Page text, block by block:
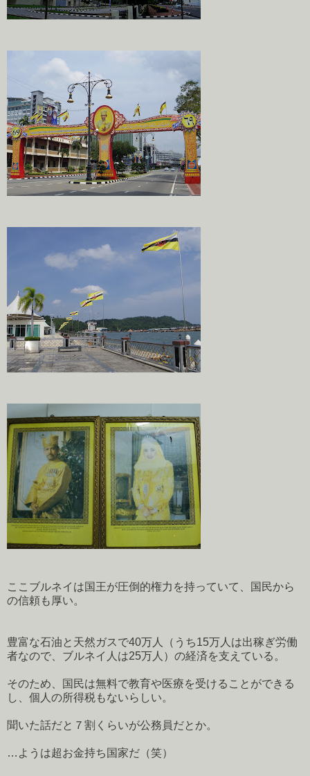
ここブルネイは国王が圧倒的権力を持っていて、国民から
の信頼も厚い。
豊富な石油と天然ガスで40万人（うち15万人は出稼ぎ労働
者なので、ブルネイ人は25万人）の経済を支えている。
そのため、国民は無料で教育や医療を受けることができる
し、個人の所得税もないらしい。
聞いた話だと７割くらいが公務員だとか。
…ようは超お金持ち国家だ（笑）